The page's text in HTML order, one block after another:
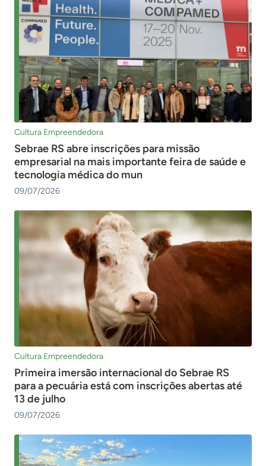
Cultura Empreendedora
Sebrae RS abre inscrições para missão
empresarial na mais importante feira de saúde e
tecnologia médica do mun
09/07/2026
Cultura Empreendedora
Primeira imersão internacional do Sebrae RS
para a pecuária está com inscrições abertas até
13 de julho
09/07/2026